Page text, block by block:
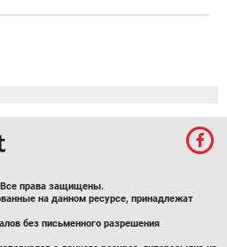
права защищены.
на данном ресурсе, принадлежат
без письменного разрешения